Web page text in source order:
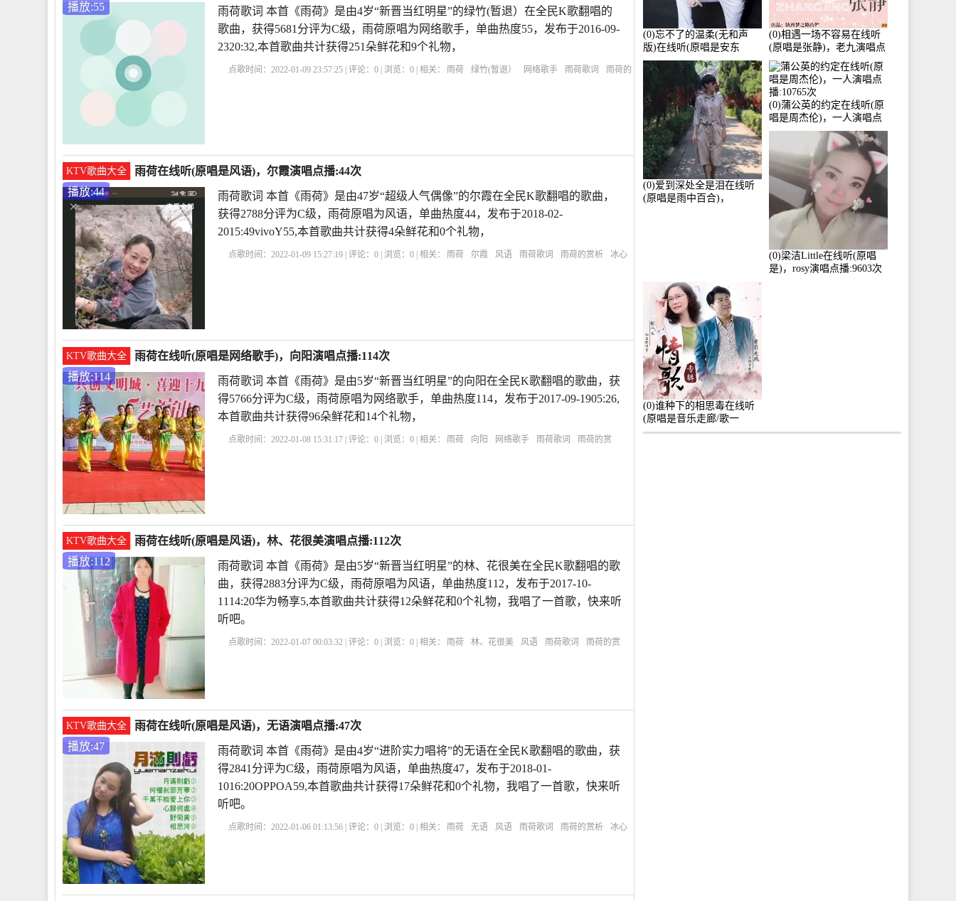
播放:55
雨荷歌词 本首《雨荷》是由4岁“新晋当红明星”的绿竹(暂退）在全民K歌翻唱的
歌曲，获得5681分评为C级，雨荷原唱为网络歌手，单曲热度55，发布于2016-09-
2320:32,本首歌曲共计获得251朵鲜花和9个礼物，
点歌时间：2022-01-09 23:57:25 | 评论：0 | 浏览：0 | 相关： 雨荷 绿竹(暂退） 网络歌手 雨荷歌词
雨荷的
KTV歌曲大全
雨荷在线听(原唱是风语)，尔霞演唱点播:44次
播放:44
雨荷歌词 本首《雨荷》是由47岁“超级人气偶像”的尔霞在全民K歌翻唱的歌曲，
获得2788分评为C级，雨荷原唱为风语，单曲热度44，发布于2018-02-
2015:49vivoY55,本首歌曲共计获得4朵鲜花和0个礼物，
点歌时间：2022-01-09 15:27:19 | 评论：0 | 浏览：0 | 相关： 雨荷 尔霞 风语 雨荷歌词 雨荷的赏析
冰心
KTV歌曲大全
雨荷在线听(原唱是网络歌手)，向阳演唱点播:114次
播放:114
雨荷歌词 本首《雨荷》是由5岁“新晋当红明星”的向阳在全民K歌翻唱的歌曲，获
得5766分评为C级，雨荷原唱为网络歌手，单曲热度114，发布于2017-09-1905:26,
本首歌曲共计获得96朵鲜花和14个礼物，
点歌时间：2022-01-08 15:31:17 | 评论：0 | 浏览：0 | 相关： 雨荷 向阳 网络歌手 雨荷歌词
雨荷的赏
KTV歌曲大全
雨荷在线听(原唱是风语)，林、花很美演唱点播:112次
播放:112
雨荷歌词 本首《雨荷》是由5岁“新晋当红明星”的林、花很美在全民K歌翻唱的歌
曲，获得2883分评为C级，雨荷原唱为风语，单曲热度112，发布于2017-10-
1114:20华为畅享5,本首歌曲共计获得12朵鲜花和0个礼物，我唱了一首歌，快来听
听吧。
点歌时间：2022-01-07 00:03:32 | 评论：0 | 浏览：0 | 相关： 雨荷 林、花很美 风语 雨荷歌词
雨荷的赏
KTV歌曲大全
雨荷在线听(原唱是风语)，无语演唱点播:47次
播放:47
雨荷歌词 本首《雨荷》是由4岁“进阶实力唱将”的无语在全民K歌翻唱的歌曲，获
得2841分评为C级，雨荷原唱为风语，单曲热度47，发布于2018-01-
1016:20OPPOA59,本首歌曲共计获得17朵鲜花和0个礼物，我唱了一首歌，快来听
听吧。
点歌时间：2022-01-06 01:13:56 | 评论：0 | 浏览：0 | 相关： 雨荷 无语 风语 雨荷歌词 雨荷的赏析
冰心
(0)忘不了的温柔(无和声
版)在线听(原唱是安东
阳)，老九演唱点播:17392
次
(0)相遇一场不容易在线听
(原唱是张静)，老九演唱点
播:11453次
(0)爱到深处全是泪在线听
(原唱是雨中百合)，
(0)蒲公英的约定在线听(原
唱是周杰伦)，一人演唱点
播:10765次
(0)梁洁Little在线听(原唱
是)，rosy演唱点播:9603次
(0)谁种下的相思毒在线听
(原唱是音乐走廊/歌一
生)，小群演唱点播:8975次